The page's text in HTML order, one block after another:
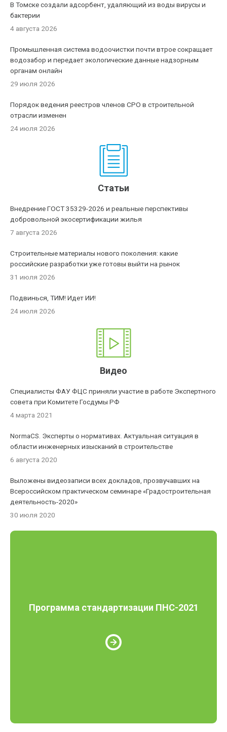
В Томске создали адсорбент, удаляющий из воды вирусы и
бактерии
4 августа 2026
Промышленная система водоочистки почти втрое сокращает
водозабор и передает экологические данные надзорным
органам онлайн
29 июля 2026
Порядок ведения реестров членов СРО в строительной
отрасли изменен
24 июля 2026
Статьи
Внедрение ГОСТ 35329-2026 и реальные перспективы
добровольной экосертификации жилья
7 августа 2026
Строительные материалы нового поколения: какие
российские разработки уже готовы выйти на рынок
31 июля 2026
Подвинься, ТИМ! Идет ИИ!
24 июля 2026
Видео
Специалисты ФАУ ФЦС приняли участие в работе Экспертного
совета при Комитете Госдумы РФ
4 марта 2021
NormaCS. Эксперты о нормативах. Актуальная ситуация в
области инженерных изысканий в строительстве
6 августа 2020
Выложены видеозаписи всех докладов, прозвучавших на
Всероссийском практическом семинаре «Градостроительная
деятельность-2020»
30 июля 2020
Программа стандартизации ПНС-2021